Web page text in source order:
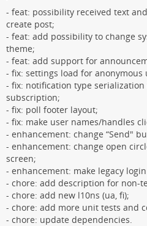
- feat: possibility received text
create post;
- feat: add possibility to change
theme;
- feat: add support for
- fix: settings load for anonymous
- fix: notification type
subscription;
- fix: poll footer layout;
- fix: make user names/handles
- enhancement: change “Send"
- enhancement: change open
screen;
- enhancement: make legacy
- chore: add description for non-
- chore: add new l10ns (ua, fi);
- chore: add more unit tests and
- chore: update dependencies.